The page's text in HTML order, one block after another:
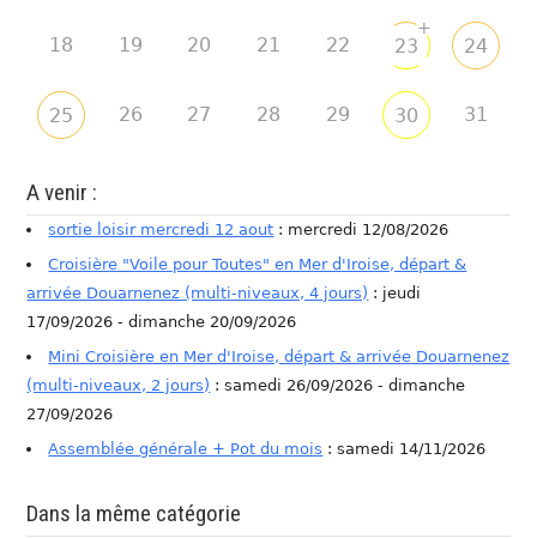
18 19 20 21 22 23
+
24
25 26 27 28 29 30 31
A venir :
sortie loisir mercredi 12 aout : mercredi 12/08/2026
Croisière "Voile pour Toutes" en Mer d'Iroise, départ &
arrivée Douarnenez (multi-niveaux, 4 jours) : jeudi
17/09/2026 - dimanche 20/09/2026
Mini Croisière en Mer d'Iroise, départ & arrivée Douarnenez
(multi-niveaux, 2 jours) : samedi 26/09/2026 - dimanche
27/09/2026
Assemblée générale + Pot du mois : samedi 14/11/2026
Dans la même catégorie